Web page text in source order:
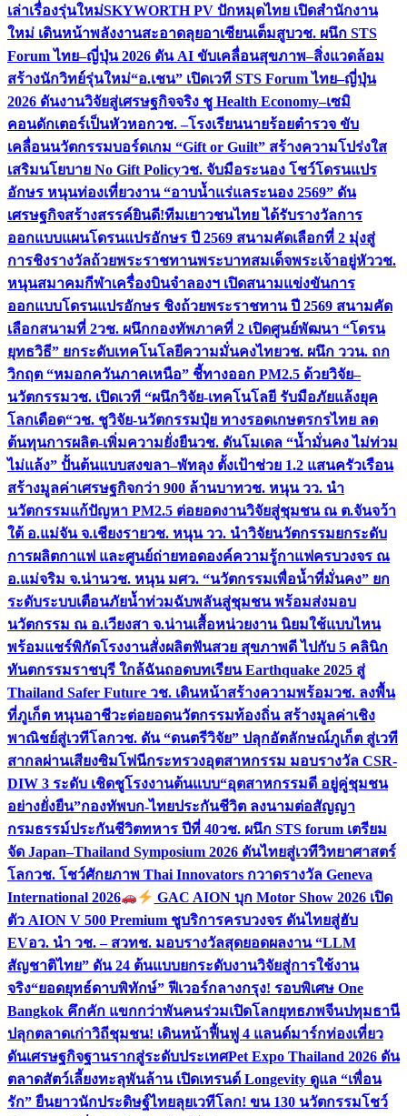
เล่าเรื่องรุ่นใหม่SKYWORTH PV ปักหมุดไทย เปิดสำนักงาน
ใหม่ เดินหน้าพลังงานสะอาดลุยอาเซียนเต็มสูบวช. ผนึก STS
Forum ไทย–ญี่ปุ่น 2026 ดัน AI ขับเคลื่อนสุขภาพ–สิ่งแวดล้อม
สร้างนักวิทย์รุ่นใหม่“อ.เชน” เปิดเวที STS Forum ไทย–ญี่ปุ่น
2026 ดันงานวิจัยสู่เศรษฐกิจจริง ชู Health Economy–เซมิ
คอนดักเตอร์เป็นหัวหอกวช. –โรงเรียนนายร้อยตำรวจ ขับ
เคลื่อนนวัตกรรมบอร์ดเกม “Gift or Guilt” สร้างความโปร่งใส
เสริมนโยบาย No Gift Policyวช. จับมือระนอง โชว์โดรนแปร
อักษร หนุนท่องเที่ยวงาน “อาบน้ำแร่แลระนอง 2569” ดัน
เศรษฐกิจสร้างสรรค์ยินดี!ทีมเยาวชนไทย ได้รับรางวัลการ
ออกแบบแผนโดรนแปรอักษร ปี 2569 สนามคัดเลือกที่ 2 มุ่งสู่
การชิงรางวัลถ้วยพระราชทานพระบาทสมเด็จพระเจ้าอยู่หัววช.
หนุนสมาคมกีฬาเครื่องบินจำลองฯ เปิดสนามแข่งขันการ
ออกแบบโดรนแปรอักษร ชิงถ้วยพระราชทาน ปี 2569 สนามคัด
เลือกสนามที่ 2วช. ผนึกกองทัพภาคที่ 2 เปิดศูนย์พัฒนา “โดรน
ยุทธวิธี” ยกระดับเทคโนโลยีความมั่นคงไทยวช. ผนึก ววน. ถก
วิกฤต “หมอกควันภาคเหนือ” ชี้ทางออก PM2.5 ด้วยวิจัย–
นวัตกรรมวช. เปิดเวที “ผนึกวิจัย-เทคโนโลยี รับมือภัยแล้งยุค
โลกเดือด“วช. ชูวิจัย-นวัตกรรมปุ๋ย ทางรอดเกษตรกรไทย ลด
ต้นทุนการผลิต-เพิ่มความยั่งยืนวช. ดันโมเดล “น้ำมั่นคง ไม่ท่วม
ไม่แล้ง” ปั้นต้นแบบสงขลา–พัทลุง ตั้งเป้าช่วย 1.2 แสนครัวเรือน
สร้างมูลค่าเศรษฐกิจกว่า 900 ล้านบาทวช. หนุน วว. นำ
นวัตกรรมแก้ปัญหา PM2.5 ต่อยอดงานวิจัยสู่ชุมชน ณ ต.จันจว้า
ใต้ อ.แม่จัน จ.เชียงรายวช. หนุน วว. นำวิจัยนวัตกรรมยกระดับ
การผลิตกาแฟ และศูนย์ถ่ายทอดองค์ความรู้กาแฟครบวงจร ณ
อ.แม่จริม จ.น่านวช. หนุน มศว. “นวัตกรรมเพื่อน้ำที่มั่นคง” ยก
ระดับระบบเตือนภัยน้ำท่วมฉับพลันสู่ชุมชน พร้อมส่งมอบ
นวัตกรรม ณ อ.เวียงสา จ.น่านเสื้อหน่วยงาน นิยมใช้แบบไหน
พร้อมแชร์พิกัดโรงงานสั่งผลิตฟันสวย สุขภาพดี ไปกับ 5 คลินิก
ทันตกรรมราชบุรี ใกล้ฉันถอดบทเรียน Earthquake 2025 สู่
Thailand Safer Future วช. เดินหน้าสร้างความพร้อมวช. ลงพื้น
ที่ภูเก็ต หนุนอาชีวะต่อยอดนวัตกรรมท้องถิ่น สร้างมูลค่าเชิง
พาณิชย์สู่เวทีโลกวช. ดัน “ดนตรีวิจัย” ปลุกอัตลักษณ์ภูเก็ต สู่เวที
สากลผ่านเสียงซิมโฟนีกระทรวงอุตสาหกรรม มอบรางวัล CSR-
DIW 3 ระดับ เชิดชูโรงงานต้นแบบ“อุตสาหกรรมดี อยู่คู่ชุมชน
อย่างยั่งยืน”กองทัพบก-ไทยประกันชีวิต ลงนามต่อสัญญา
กรมธรรม์ประกันชีวิตทหาร ปีที่ 40วช. ผนึก STS forum เตรียม
จัด Japan–Thailand Symposium 2026 ดันไทยสู่เวทีวิทยาศาสตร์
โลกวช. โชว์ศักยภาพ Thai Innovators กวาดรางวัล Geneva
International 2026
GAC AION บุก Motor Show 2026 เปิด
ตัว AION V 500 Premium ชูบริการครบวงจร ดันไทยสู่ฮับ
EVอว. นำ วช. – สวทช. มอบรางวัลสุดยอดผลงาน “LLM
สัญชาติไทย” ดัน 24 ต้นแบบยกระดับงานวิจัยสู่การใช้งาน
จริง“ยอดยุทธ์ดาบพิทักษ์” ฟีเวอร์กลางกรุง! รอบพิเศษ One
Bangkok คึกคัก แขกกว่าพันคนร่วมเปิดโลกยุทธภพจีนปทุมธานี
ปลุกตลาดเก่าวิถีชุมชน! เดินหน้าฟื้นฟู 4 แลนด์มาร์กท่องเที่ยว
ดันเศรษฐกิจฐานรากสู่ระดับประเทศPet Expo Thailand 2026 ดัน
ตลาดสัตว์เลี้ยงทะลุพันล้าน เปิดเทรนด์ Longevity ดูแล “เพื่อน
รัก” ยืนยาวนักประดิษฐ์ไทยลุยเวทีโลก! ขน 130 นวัตกรรมโชว์